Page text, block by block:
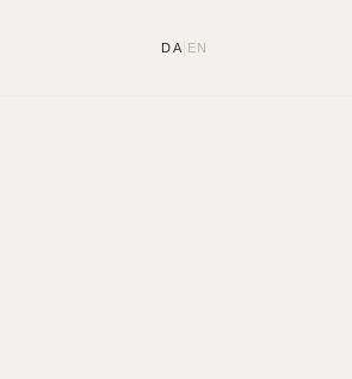
DA EN